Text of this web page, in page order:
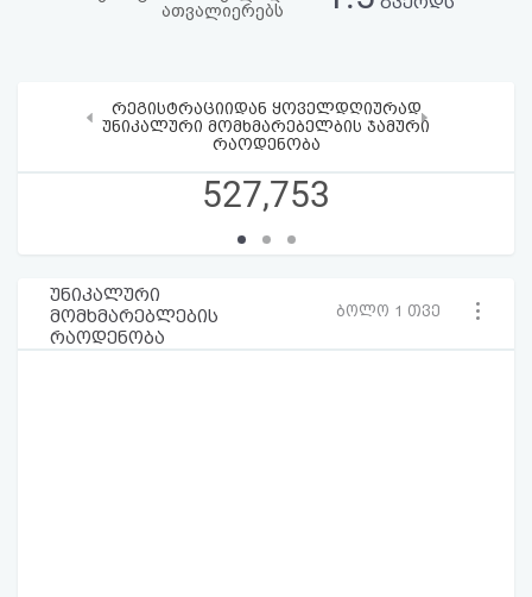
ათვალიერებს
რეგისტრაციიდან ყოველდღიურად
უნიკალური მომხმარებელბის ჯამური
რაოდენობა
527,753
‹ ›
უნიკალური
მომხმარებლების
რაოდენობა
ბოლო 1 თვე